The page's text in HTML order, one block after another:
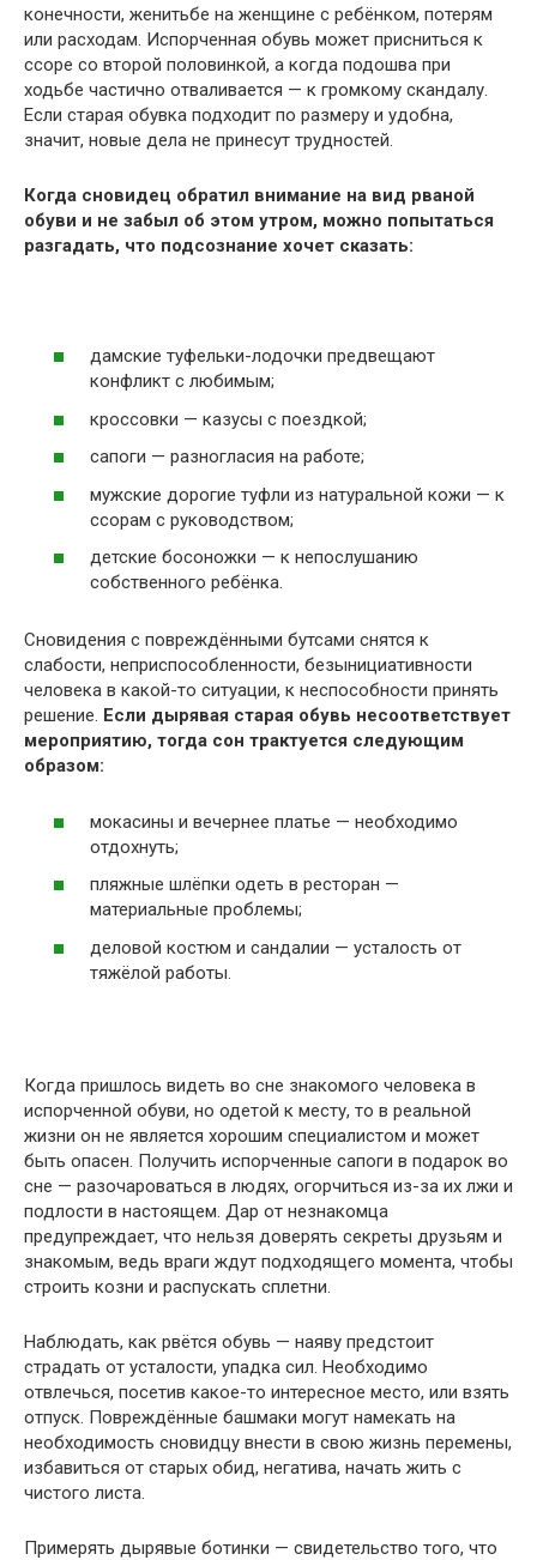
конечности, женитьбе на женщине с ребёнком, потерям
или расходам. Испорченная обувь может присниться к
ссоре со второй половинкой, а когда подошва при
ходьбе частично отваливается — к громкому скандалу.
Если старая обувка подходит по размеру и удобна,
значит, новые дела не принесут трудностей.
Когда сновидец обратил внимание на вид рваной
обуви и не забыл об этом утром, можно попытаться
разгадать, что подсознание хочет сказать:
дамские туфельки-лодочки предвещают
конфликт с любимым;
кроссовки — казусы с поездкой;
сапоги — разногласия на работе;
мужские дорогие туфли из натуральной кожи — к
ссорам с руководством;
детские босоножки — к непослушанию
собственного ребёнка.
Сновидения с повреждёнными бутсами снятся к
слабости, неприспособленности, безынициативности
человека в какой-то ситуации, к неспособности принять
решение. Если дырявая старая обувь несоответствует
мероприятию, тогда сон трактуется следующим
образом:
мокасины и вечернее платье — необходимо
отдохнуть;
пляжные шлёпки одеть в ресторан —
материальные проблемы;
деловой костюм и сандалии — усталость от
тяжёлой работы.
Когда пришлось видеть во сне знакомого человека в
испорченной обуви, но одетой к месту, то в реальной
жизни он не является хорошим специалистом и может
быть опасен. Получить испорченные сапоги в подарок во
сне — разочароваться в людях, огорчиться из-за их лжи и
подлости в настоящем. Дар от незнакомца
предупреждает, что нельзя доверять секреты друзьям и
знакомым, ведь враги ждут подходящего момента, чтобы
строить козни и распускать сплетни.
Наблюдать, как рвётся обувь — наяву предстоит
страдать от усталости, упадка сил. Необходимо
отвлечься, посетив какое-то интересное место, или взять
отпуск. Повреждённые башмаки могут намекать на
необходимость сновидцу внести в свою жизнь перемены,
избавиться от старых обид, негатива, начать жить с
чистого листа.
Примерять дырявые ботинки — свидетельство того, что